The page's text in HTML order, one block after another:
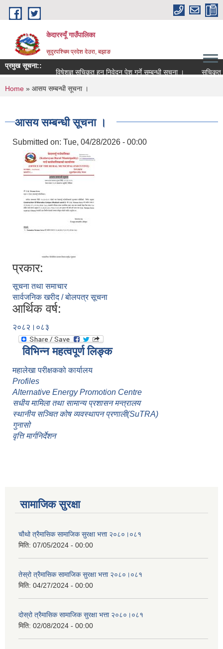
Skip to main content
केदारस्यूँ गाउँपालिका
सुदुरपश्चिम प्रदेश देउरा, बझाङ
प्रमुख सूचना::
विषेशज्ञ सूचिकृत हुन निवेदन पेश गर्ने सम्बन्धी सूचना ।
सूचिकृत
You are here
Home » आसय सम्बन्धी सूचना ।
आसय सम्बन्धी सूचना ।
Submitted on: Tue, 04/28/2026 - 00:00
प्रकार:
सूचना तथा समाचार
सार्वजनिक खरीद / बोलपत्र सूचना
आर्थिक वर्ष:
२०८२।०८३
विभिन्न महत्वपूर्ण लिङ्क
महालेखा परीक्षकको कार्यालय
Profiles
Alternative Energy Promotion Centre
सधीय मामिला तथा सामान्य प्रशासन मन्त्रालय
स्थानीय सञ्चित कोष व्यवस्थापन प्रणाली(SuTRA)
गुनासो
वृत्ति मार्गनिर्देशन
सामाजिक सुरक्षा
चौथो त्रैमासिक सामाजिक सुरक्षा भत्ता २०८०।०८१
मिति: 07/05/2024 - 00:00
तेस्रो त्रैमासिक सामाजिक सुरक्षा भत्ता २०८०।०८१
मिति: 04/27/2024 - 00:00
दोस्रो त्रैमासिक सामाजिक सुरक्षा भत्ता २०८०।०८१
मिति: 02/08/2024 - 00:00